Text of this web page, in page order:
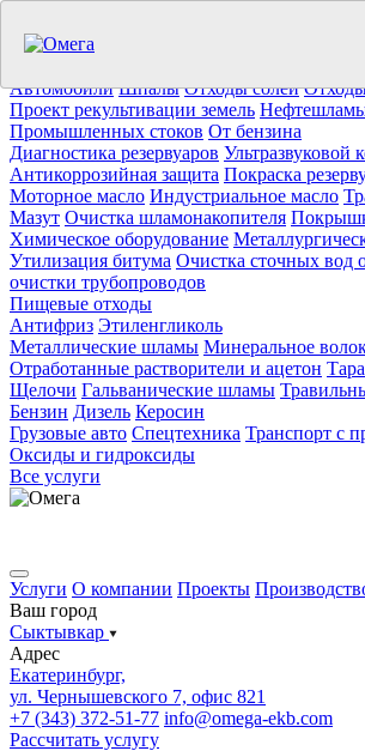
Утилизация отходов (19)
Автомобили Шпалы Отходы солей
Проект рекультивации земель
Промышленных стоков От бензина
Диагностика резервуаров Ультразвуковой
Антикоррозийная защита Покраска
Моторное масло Индустриальное масло
Мазут Очистка шламонакопителя
Химическое оборудование
Утилизация битума Очистка сточных вод
очистки трубопроводов
Пищевые отходы
Антифриз Этиленгликоль
Металлические шламы Минеральное
Отработанные растворители и ацетон
Щелочи Гальванические шламы
Бензин Дизель Керосин
Грузовые авто Спецтехника Транспорт с
Оксиды и гидроксиды
Все услуги
Услуги О компании Проекты
Ваш город
Сыктывкар
Адрес
Екатеринбург,
ул. Чернышевского 7, офис 821
+7 (343) 372-51-77 info@omega-ekb.com
Рассчитать услугу